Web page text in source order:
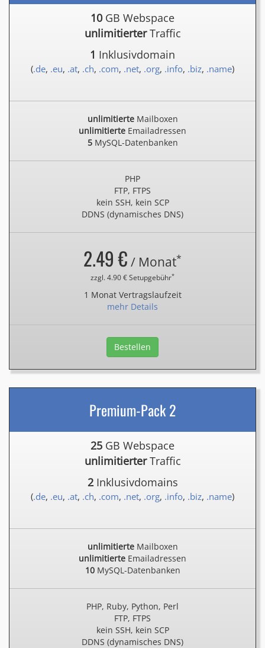
10 GB Webspace
unlimitierterTraffic
1 Inklusivdomain
(.de, .eu, .at, .ch, .com, .net, .org, .info, .biz, .name)
unlimitierteMailboxen
unlimitierte Emailadressen
5MySQL-Datenbanken
PHP
FTP, FTPS
kein SSH, kein SCP
DDNS (dynamisches DNS)
2.49 € / Monat*
zzgl. 4.90 € Setupgebühr*
1 Monat Vertragslaufzeit
mehr Details
Bestellen
Premium-Pack 2
25 GB Webspace
unlimitierterTraffic
2Inklusivdomains
(.de, .eu, .at, .ch, .com, .net, .org, .info, .biz, .name)
unlimitierteMailboxen
unlimitierte Emailadressen
10MySQL-Datenbanken
PHP, Ruby, Python, Perl
FTP, FTPS
kein SSH, kein SCP
DDNS (dynamisches DNS)